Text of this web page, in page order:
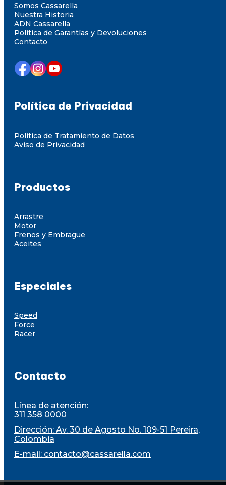
Somos Cassarella
Nuestra Historia
ADN Cassarella
Política de Garantías y Devoluciones
Contacto
Política de Privacidad
Política de Tratamiento de Datos
Aviso de Privacidad
Productos
Arrastre
Motor
Frenos y Embrague
Aceites
Especiales
Speed
Force
Racer
Contacto
Línea de atención:
311 358 0000
Dirección: Av. 30 de Agosto No. 109-51 Pereira,
Colombia
E-mail: contacto@cassarella.com